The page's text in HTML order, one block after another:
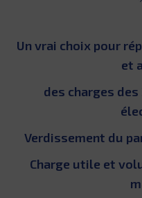
Un vrai choix pour
et
des charges
Verdissement du
Charge utile et